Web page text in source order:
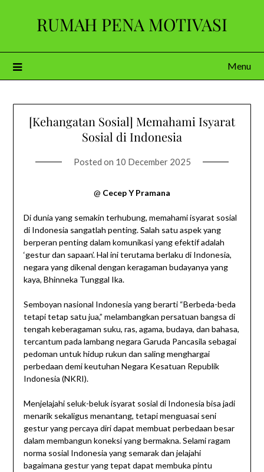
RUMAH PENA MOTIVASI
Menu
[Kehangatan Sosial] Memahami Isyarat
Sosial di Indonesia
Posted on 10 December 2025
@ Cecep Y Pramana
Di dunia yang semakin terhubung, memahami isyarat sosial
di Indonesia sangatlah penting. Salah satu aspek yang
berperan penting dalam komunikasi yang efektif adalah
‘gestur dan sapaan’. Hal ini terutama berlaku di Indonesia,
negara yang dikenal dengan keragaman budayanya yang
kaya, Bhinneka Tunggal Ika.
Semboyan nasional Indonesia yang berarti “Berbeda-beda
tetapi tetap satu jua,” melambangkan persatuan bangsa di
tengah keberagaman suku, ras, agama, budaya, dan bahasa,
tercantum pada lambang negara Garuda Pancasila sebagai
pedoman untuk hidup rukun dan saling menghargai
perbedaan demi keutuhan Negara Kesatuan Republik
Indonesia (NKRI).
Menjelajahi seluk-beluk isyarat sosial di Indonesia bisa jadi
menarik sekaligus menantang, tetapi menguasai seni
gestur yang percaya diri dapat membuat perbedaan besar
dalam membangun koneksi yang bermakna. Selami ragam
norma sosial Indonesia yang semarak dan jelajahi
bagaimana gestur yang tepat dapat membuka pintu